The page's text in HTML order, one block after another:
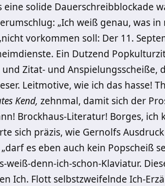
solide Dauerschreibblockade
„Ich weiß genau, was
vorkommen soll: Der 11.
Ein Dutzend
und Zitat- und Anspielungsscheiße,
Leitmotive, wie ich das hasse!
Kend, zehnmal, damit sich der
Brockhaus-Literatur! Borges, ich
sich präzis, wie Gernolfs
es eben auch kein Popscheiß
weiß-denn-ich-schon-Klaviatur.
Ich. Flott selbstzweifelnde Ich-